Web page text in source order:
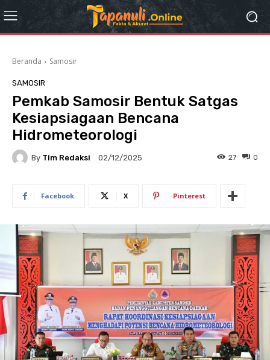
Beranda Samosir
SAMOSIR
Pemkab Samosir Bentuk Satgas
Kesiapsiagaan Bencana
Hidrometeorologi
By Tim Redaksi 02/12/2025 0
27
Facebook X Pinterest